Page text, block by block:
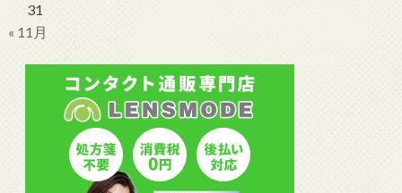
31
« 11月